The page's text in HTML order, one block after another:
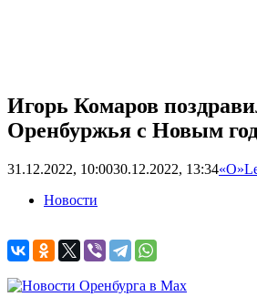
Игорь Комаров
Оренбуржья с Новым
31.12.2022, 10:0030.12.2022, 13:34«О»
Новости